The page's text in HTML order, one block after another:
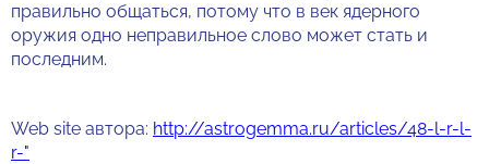
правильно общаться, потому что в век ядерного
оружия одно неправильное слово может стать и
последним.
Web site автора: http://astrogemma.ru/articles/48-l-r-l-
r-"